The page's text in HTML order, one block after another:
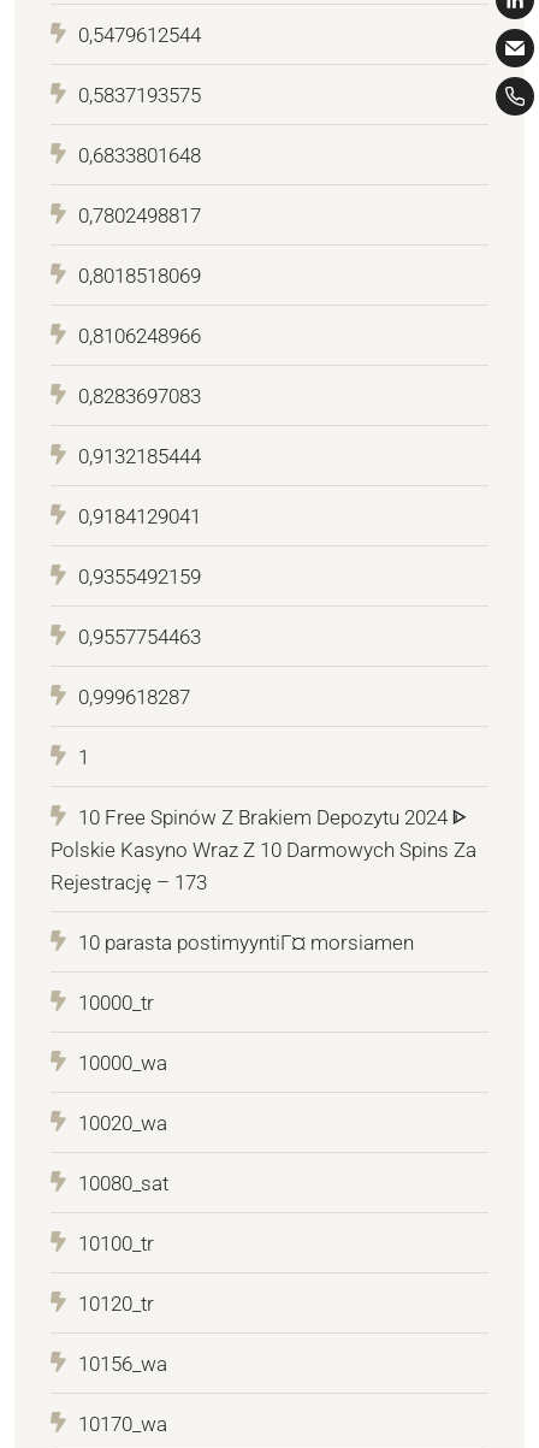
0,5479612544
0,5837193575
0,6833801648
0,7802498817
0,8018518069
0,8106248966
0,8283697083
0,9132185444
0,9184129041
0,9355492159
0,9557754463
0,999618287
1
10 Free Spinów Z Brakiem Depozytu 2024 ᐈ
Polskie Kasyno Wraz Z 10 Darmowych Spins Za
Rejestrację – 173
10 parasta postimyyntiГ¤ morsiamen
10000_tr
10000_wa
10020_wa
10080_sat
10100_tr
10120_tr
10156_wa
10170_wa